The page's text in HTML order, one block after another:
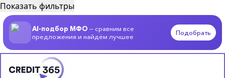
Показать фильтры
AI-подбор МФО — сравним все
предложения и найдём лучшее
Подобрать